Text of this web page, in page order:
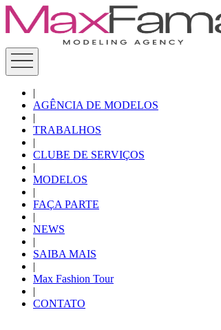
|
AGÊNCIA DE MODELOS
|
TRABALHOS
|
CLUBE DE SERVIÇOS
|
MODELOS
|
FAÇA PARTE
|
NEWS
|
SAIBA MAIS
|
Max Fashion Tour
|
CONTATO